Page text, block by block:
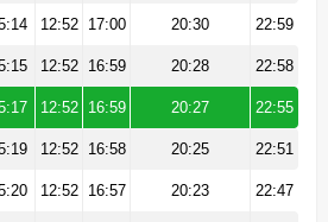
12:52 17:00 20:30 22:59
12:52 16:59 20:28 22:58
12:52 16:59 20:27 22:55
12:52 16:58 20:25 22:51
12:52 16:57 20:23 22:47